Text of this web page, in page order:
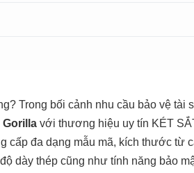
Trong bối cảnh nhu cầu bảo vệ tài
Gorilla với thương hiệu uy tín KÉT
cấp đa dạng mẫu mã, kích thước từ
dày thép cũng như tính năng bảo